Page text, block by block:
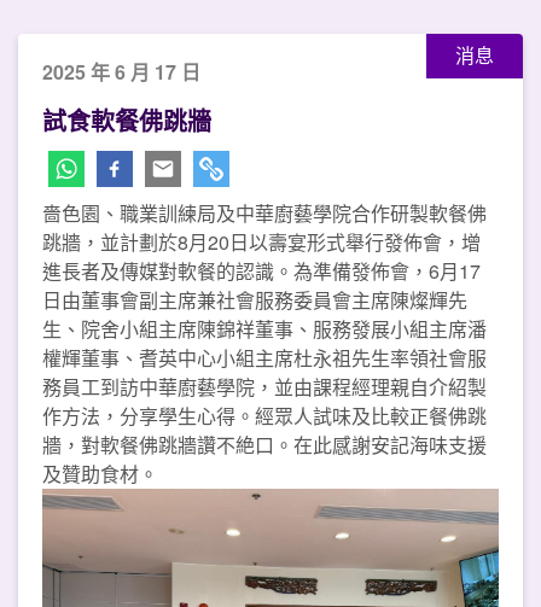
消息
2025 年 6 月 17 日
試食軟餐佛跳牆
嗇色園、職業訓練局及中華廚藝學院合作研製軟餐佛
跳牆，並計劃於8月20日以壽宴形式舉行發佈會，增
進長者及傳媒對軟餐的認識。為準備發佈會，6月17
日由董事會副主席兼社會服務委員會主席陳燦輝先
生、院舍小組主席陳錦祥董事、服務發展小組主席潘
權輝董事、耆英中心小組主席杜永祖先生率領社會服
務員工到訪中華廚藝學院，並由課程經理親自介紹製
作方法，分享學生心得。經眾人試味及比較正餐佛跳
牆，對軟餐佛跳牆讚不絶口。在此感謝安記海味支援
及贊助食材。